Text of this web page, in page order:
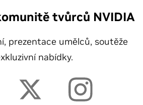
tvůrců NVIDIA
prezentace umělců, soutěže
nabídky.